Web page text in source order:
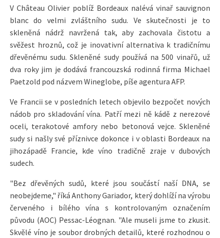
V Château Olivier poblíž Bordeaux nalévá vinař sauvignon
blanc do velmi zvláštního sudu. Ve skutečnosti je to
skleněná nádrž navržená tak, aby zachovala čistotu a
svěžest hroznů, což je inovativní alternativa k tradičnímu
dřevěnému sudu. Skleněné sudy používá na 500 vinařů, už
dva roky jim je dodává francouzská rodinná firma Michael
Paetzold pod názvem Wineglobe, píše agentura AFP.
Ve Francii se v posledních letech objevilo bezpočet nových
nádob pro skladování vína. Patří mezi ně kádě z nerezové
oceli, terakotové amfory nebo betonová vejce. Skleněné
sudy si našly své příznivce dokonce i v oblasti Bordeaux na
jihozápadě Francie, kde víno tradičně zraje v dubových
sudech.
"Bez dřevěných sudů, které jsou součástí naší DNA, se
neobejdeme," říká Anthony Gariador, který dohlíží na výrobu
červeného i bílého vína s kontrolovaným označením
původu (AOC) Pessac-Léognan. "Ale museli jsme to zkusit.
Skvělé víno je soubor drobných detailů, které rozhodnou o